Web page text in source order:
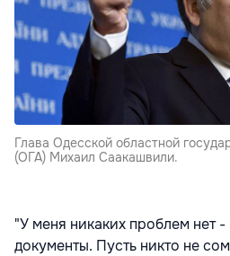
Глава Одесской областной
(ОГА) Михаил Саакашвили.
"У меня никаких проблем нет -
документы. Пусть никто не